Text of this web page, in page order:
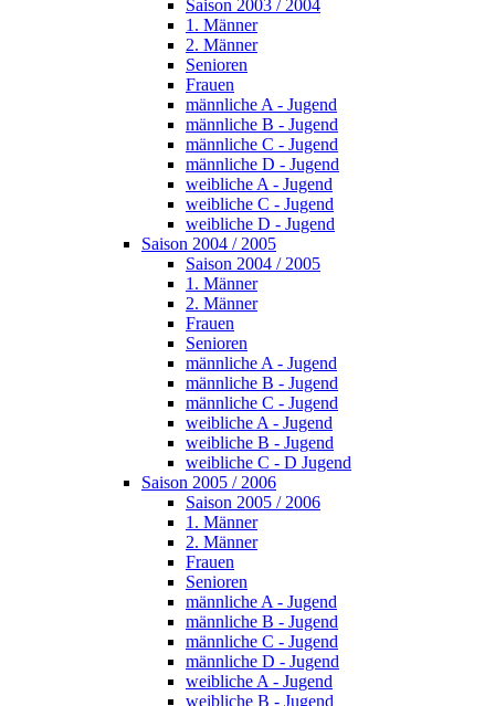
Saison 2003 / 2004
1. Männer
2. Männer
Senioren
Frauen
männliche A - Jugend
männliche B - Jugend
männliche C - Jugend
männliche D - Jugend
weibliche A - Jugend
weibliche C - Jugend
weibliche D - Jugend
Saison 2004 / 2005
Saison 2004 / 2005
1. Männer
2. Männer
Frauen
Senioren
männliche A - Jugend
männliche B - Jugend
männliche C - Jugend
weibliche A - Jugend
weibliche B - Jugend
weibliche C - D Jugend
Saison 2005 / 2006
Saison 2005 / 2006
1. Männer
2. Männer
Frauen
Senioren
männliche A - Jugend
männliche B - Jugend
männliche C - Jugend
männliche D - Jugend
weibliche A - Jugend
weibliche B - Jugend